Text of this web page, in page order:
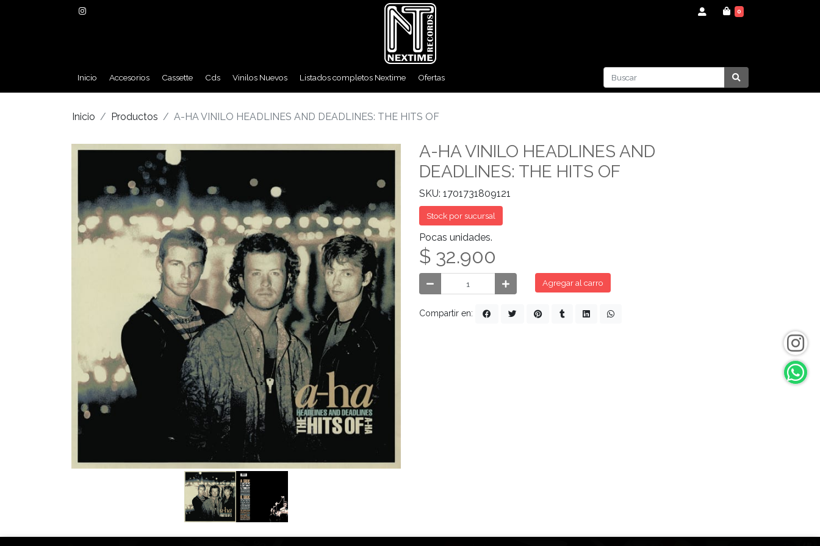
0
Inicio Accesorios Cassette Cds Vinilos Nuevos Listados completos Nextime Ofertas
Inicio Productos A-HA VINILO HEADLINES AND DEADLINES: THE HITS OF
A-HA VINILO HEADLINES AND
DEADLINES: THE HITS OF
SKU: 1701731809121
Stock por sucursal
Pocas unidades.
$ 32.900
Agregar al carro
Compartir en: